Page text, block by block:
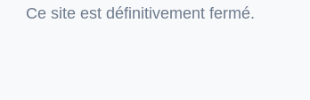
Ce site est définitivement fermé.